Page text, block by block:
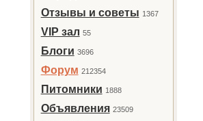
Отзывы и советы 1367
VIP зал 55
Блоги 3696
Форум 212354
Питомники 1888
Объявления 23509